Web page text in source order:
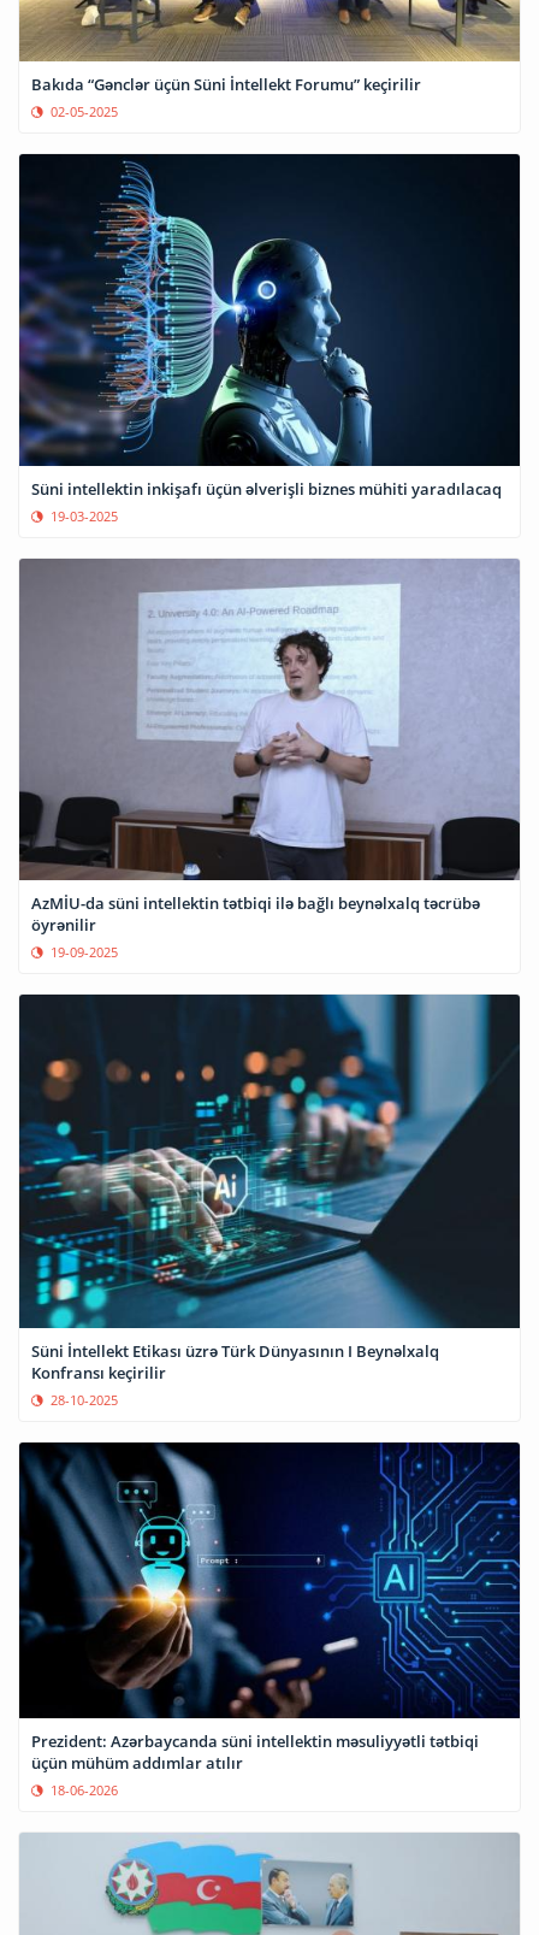
Bakıda “Gənclər üçün Süni İntellekt Forumu” keçirilir
02-05-2025
Süni intellektin inkişafı üçün əlverişli biznes mühiti yaradılacaq
19-03-2025
AzMİU-da süni intellektin tətbiqi ilə bağlı beynəlxalq təcrübə
öyrənilir
19-09-2025
Süni İntellekt Etikası üzrə Türk Dünyasının I Beynəlxalq
Konfransı keçirilir
28-10-2025
Prezident: Azərbaycanda süni intellektin məsuliyyətli tətbiqi
üçün mühüm addımlar atılır
18-06-2026